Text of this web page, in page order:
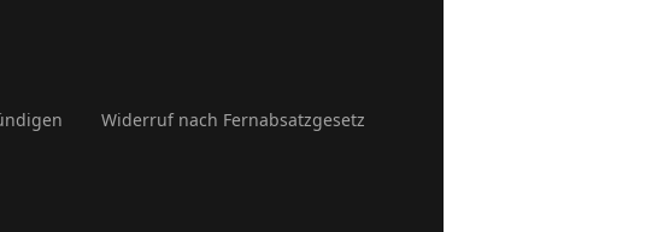
Widerruf nach Fernabsatzgesetz